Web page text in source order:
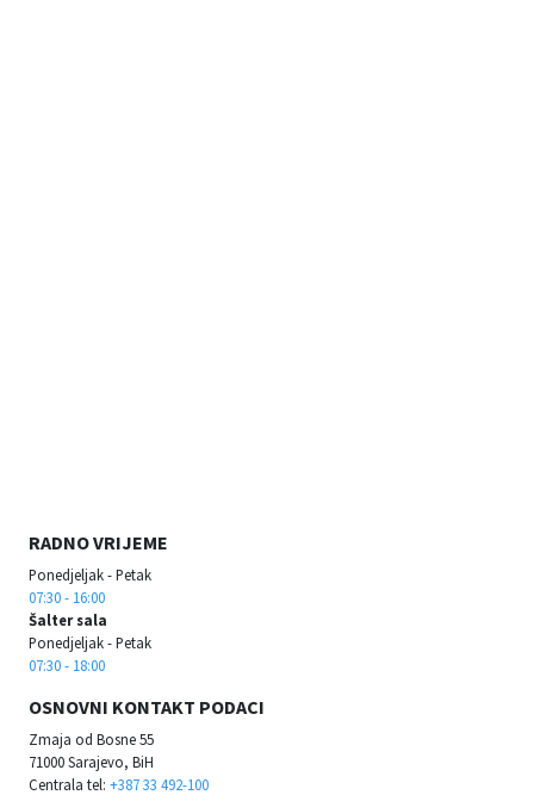
RADNO VRIJEME
Ponedjeljak - Petak
07:30 - 16:00
Šalter sala
Ponedjeljak - Petak
07:30 - 18:00
OSNOVNI KONTAKT PODACI
Zmaja od Bosne 55
71000 Sarajevo, BiH
Centrala tel: +387 33 492-100